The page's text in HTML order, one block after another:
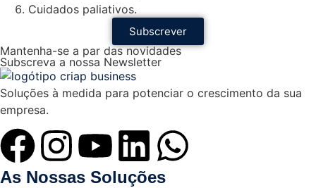
Cuidados paliativos.
Subscrever
Mantenha-se a par das novidades
Subscreva a nossa Newsletter
Soluções à medida para potenciar o crescimento da sua
empresa.
As Nossas Soluções